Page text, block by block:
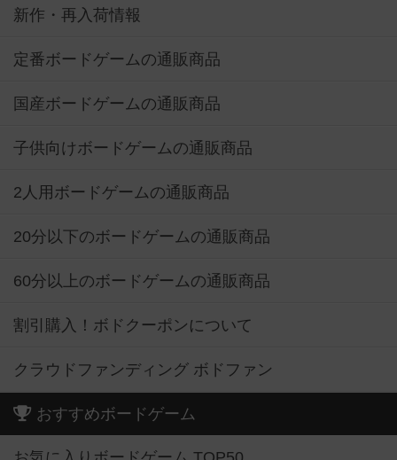
新作・再入荷情報
定番ボードゲームの通販商品
国産ボードゲームの通販商品
子供向けボードゲームの通販商品
2人用ボードゲームの通販商品
20分以下のボードゲームの通販商品
60分以上のボードゲームの通販商品
割引購入！ボドクーポンについて
クラウドファンディング ボドファン
おすすめボードゲーム